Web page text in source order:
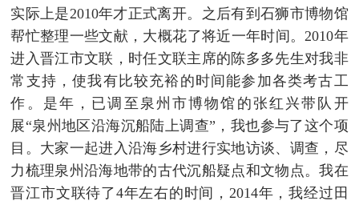
实际上是2010年才正式离开。之后有到石狮市博物馆
帮忙整理一些文献，大概花了将近一年时间。2010年
进入晋江市文联，时任文联主席的陈多多先生对我非
常支持，使我有比较充裕的时间能参加各类考古工
作。是年，已调至泉州市博物馆的张红兴带队开
展“泉州地区沿海沉船陆上调查”，我也参与了这个项
目。大家一起进入沿海乡村进行实地访谈、调查，尽
力梳理泉州沿海地带的古代沉船疑点和文物点。我在
晋江市文联待了4年左右的时间，2014年，我经过田